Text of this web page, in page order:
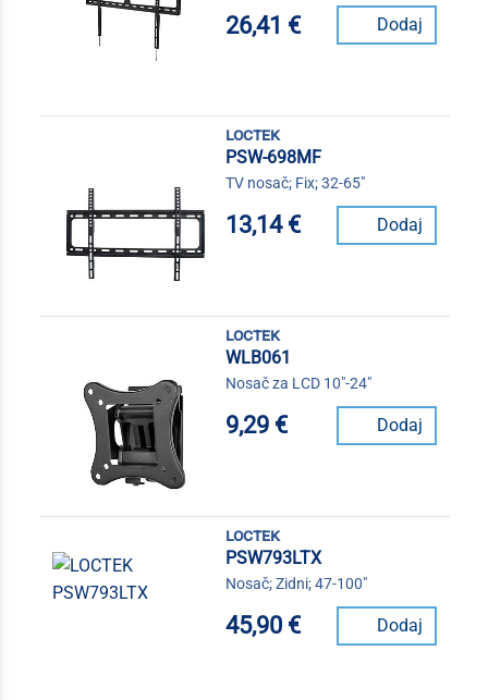
26,41 € Dodaj
loctek
PSW-698MF
TV nosač; Fix; 32-65"
13,14 € Dodaj
loctek
WLB061
Nosač za LCD 10"-24"
9,29 € Dodaj
loctek
PSW793LTX
Nosač; Zidni; 47-100"
45,90 € Dodaj